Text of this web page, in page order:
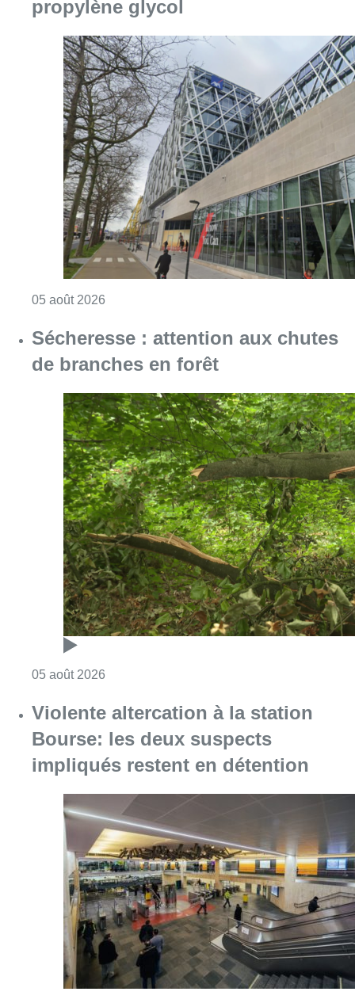
05 août 2026Consulter l'article "Le siège bruxellois
Sécheresse : attention aux chutes
de branches en forêt
05 août 2026Consulter l'article "Sécheresse : attention
Violente altercation à la station
Bourse: les deux suspects
impliqués restent en détention
05 août 2026Consulter l'article "Violente altercation à la
Réaménagement de l’avenue Louis
Bertrand : une centaine d’arbres
menacés d’abattage